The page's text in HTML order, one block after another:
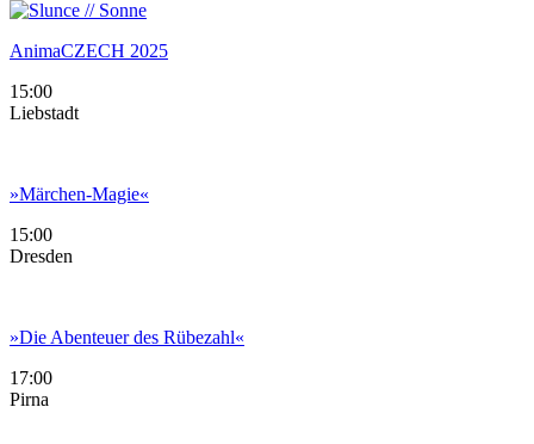
AnimaCZECH 2025
15:00
Liebstadt
»Märchen-Magie«
15:00
Dresden
»Die Abenteuer des Rübezahl«
17:00
Pirna